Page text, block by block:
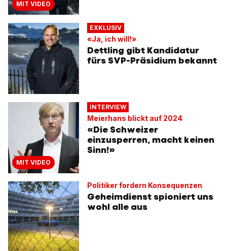
MIT VIDEO
EXKLUSIV
«Ja, ich will!»
Dettling gibt Kandidatur
fürs SVP-Präsidium bekannt
MIT VIDEO
INTERVIEW
Meierhans blickt auf 2024
«Die Schweizer
einzusperren, macht keinen
Sinn!»
Politiker fordern Konsequenzen
Geheimdienst spioniert uns
wohl alle aus